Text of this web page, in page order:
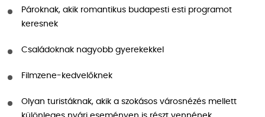
Pároknak, akik romantikus budapesti esti programot
keresnek
Családoknak nagyobb gyerekekkel
Filmzene-kedvelőknek
Olyan turistáknak, akik a szokásos városnézés mellett